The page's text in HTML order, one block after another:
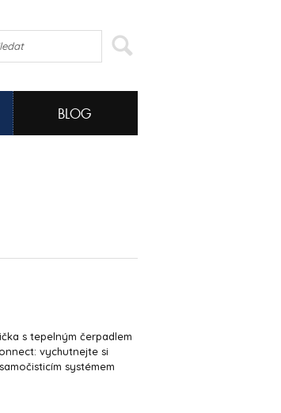
BLOG
s tepelným čerpadlem
vychutnejte si
systémem